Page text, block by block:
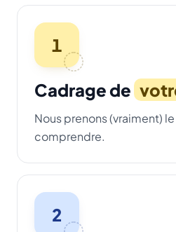
1
Cadrage de
Nous prenons (vraiment)
comprendre.
2